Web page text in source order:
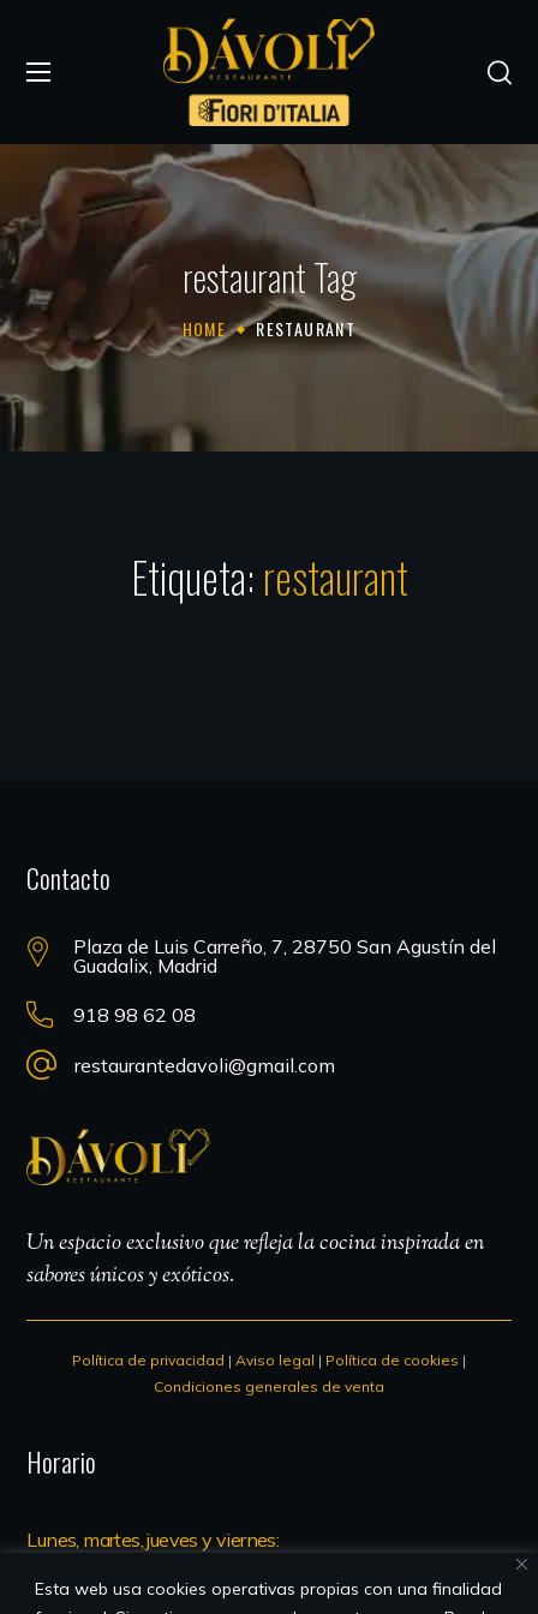
Esta web usa cookies operativas propias con una finalidad
restaurant Tag
HOME RESTAURANT
Etiqueta: restaurant
Contacto
Plaza de Luis Carreño, 7, 28750 San Agustín del
Guadalix, Madrid
918 98 62 08
restaurantedavoli@gmail.com
Un espacio exclusivo que refleja la cocina inspirada en
sabores únicos y exóticos.
Política de privacidad | Aviso legal | Política de cookies |
Condiciones generales de venta
Horario
Lunes, martes, jueves y viernes:
13.00 – 00.00